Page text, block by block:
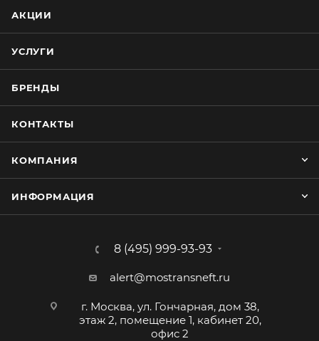
АКЦИИ
УСЛУГИ
БРЕНДЫ
КОНТАКТЫ
КОМПАНИЯ
ИНФОРМАЦИЯ
8 (495) 999-93-93
alert@mostransneft.ru
г. Москва, ул. Гончарная, дом 38,
этаж 2, помещение 1, кабинет 20,
офис 2